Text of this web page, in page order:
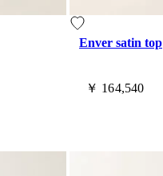
Enver satin top
￥ 164,540